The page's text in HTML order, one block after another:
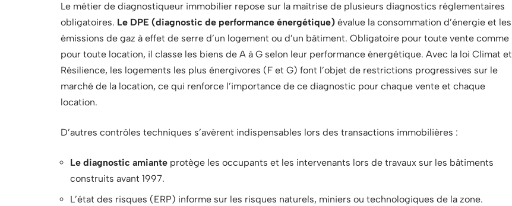
Le métier de diagnostiqueur immobilier repose sur la maîtrise de plusieurs diagnostics réglementaires
obligatoires. Le DPE (diagnostic de performance énergétique) évalue la consommation d’énergie et les
émissions de gaz à effet de serre d’un logement ou d’un bâtiment. Obligatoire pour toute vente comme
pour toute location, il classe les biens de A à G selon leur performance énergétique. Avec la loi Climat et
Résilience, les logements les plus énergivores (F et G) font l’objet de restrictions progressives sur le
marché de la location, ce qui renforce l’importance de ce diagnostic pour chaque vente et chaque
location.
D’autres contrôles techniques s’avèrent indispensables lors des transactions immobilières :
Le diagnostic amiante protège les occupants et les intervenants lors de travaux sur les bâtiments
construits avant 1997.
L’état des risques (ERP) informe sur les risques naturels, miniers ou technologiques de la zone.